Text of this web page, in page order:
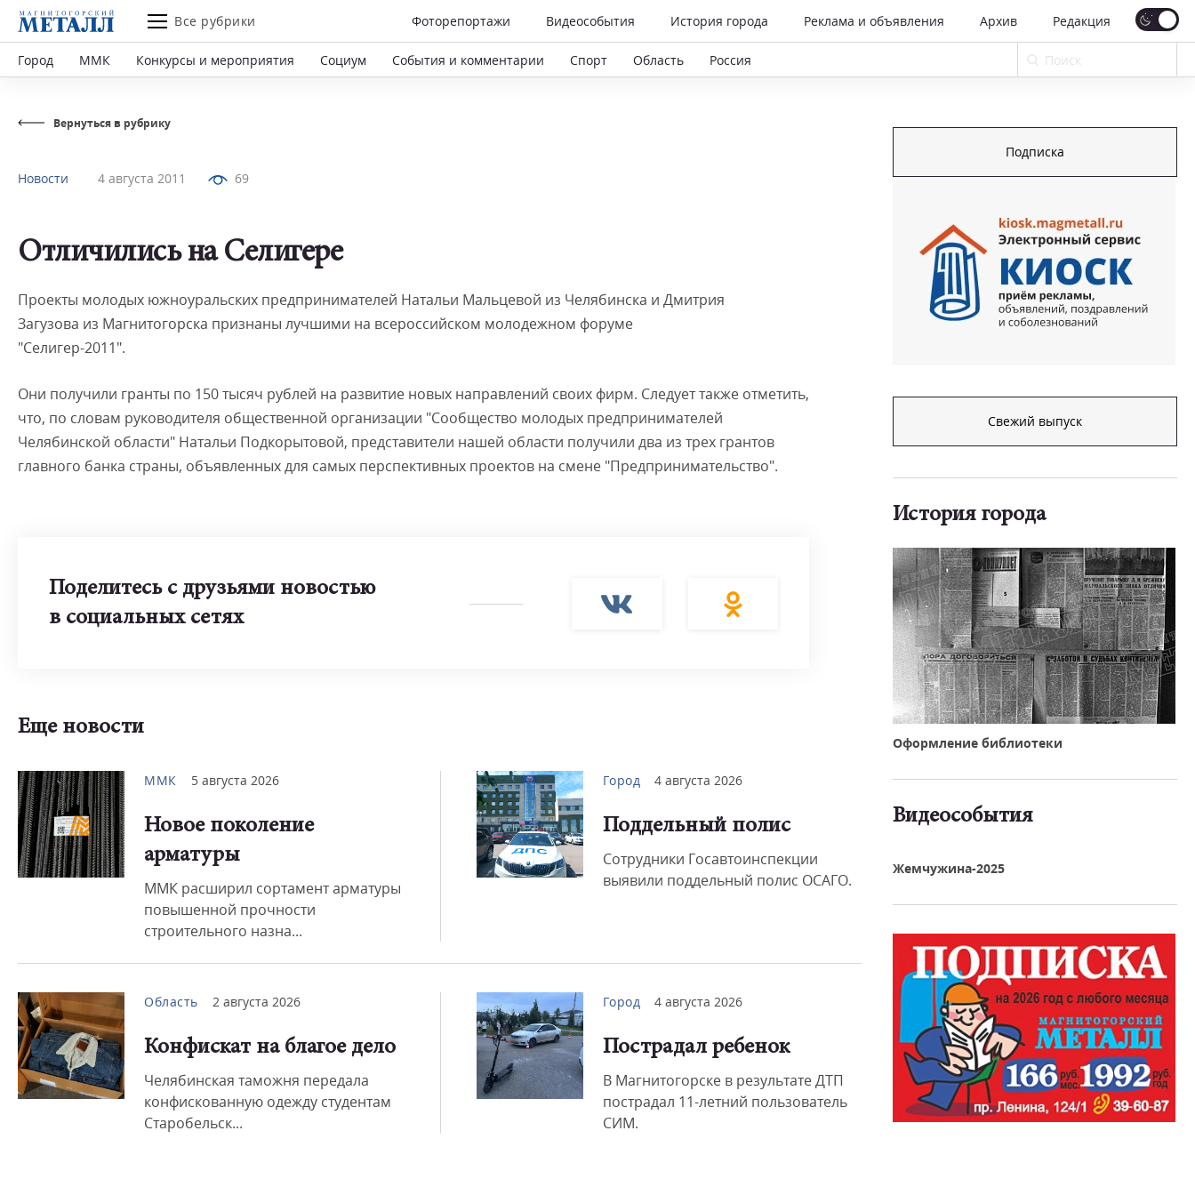
Все рубрики Фоторепортажи Видеособытия История города Реклама и объявления Архив Редакция
Город ММК Конкурсы и мероприятия Социум События и комментарии Спорт Область Россия
Вернуться в рубрику
Новости 4 августа 2011 69
Отличились на Селигере
Проекты молодых южноуральских предпринимателей Натальи Мальцевой из Челябинска и Дмитрия
Загузова из Магнитогорска признаны лучшими на всероссийском молодежном форуме
"Селигер-2011".
Они получили гранты по 150 тысяч рублей на развитие новых направлений своих фирм. Следует также отметить,
что, по словам руководителя общественной организации "Сообщество молодых предпринимателей
Челябинской области" Натальи Подкорытовой, представители нашей области получили два из трех грантов
главного банка страны, объявленных для самых перспективных проектов на смене "Предпринимательство".
Поделитесь с друзьями новостью
в социальных сетях
Еще новости
ММК 5 августа 2026
Новое поколение
арматуры
ММК расширил сортамент арматуры
повышенной прочности
строительного назна...
Город 4 августа 2026
Поддельный полис
Сотрудники Госавтоинспекции
выявили поддельный полис ОСАГО.
Область 2 августа 2026
Конфискат на благое дело
Челябинская таможня передала
конфискованную одежду студентам
Старобельск...
Город 4 августа 2026
Пострадал ребенок
В Магнитогорске в результате ДТП
пострадал 11-летний пользователь
СИМ.
Подписка
Свежий выпуск
История города
Оформление библиотеки
Видеособытия
Жемчужина-2025